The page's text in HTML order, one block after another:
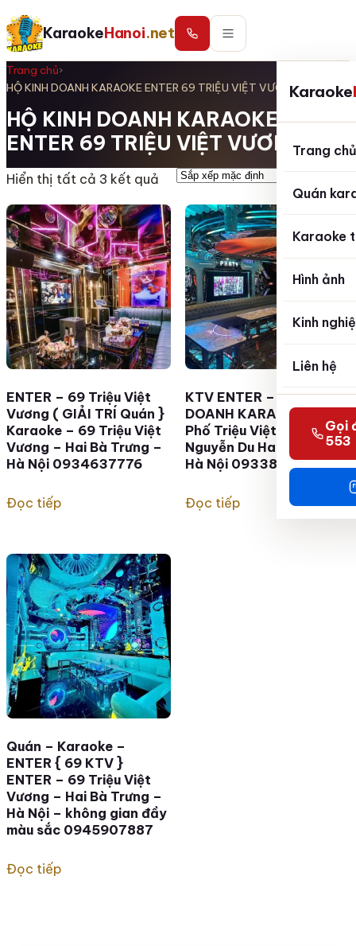
KaraokeHanoi.net
Karaoke
Trang chủ
Quán
Karaoke
Hình ảnh
Kinh
Liên hệ
Gọi
553
Trang chủ›
HỘ KINH DOANH KARAOKE ENTER 69 TRIỆU VIỆT VƯƠNG
HỘ KINH DOANH KARAOKE
ENTER 69 TRIỆU VIỆT VƯƠNG
Hiển thị tất cả 3 kết quả
ENTER – 69 Triệu Việt
Vương ( GIẢI TRÍ Quán }
Karaoke – 69 Triệu Việt
Vương – Hai Bà Trưng –
Hà Nội 0934637776
Đọc tiếp
KTV ENTER – HỘ KINH
DOANH KARAOKE – 69
Phố Triệu Việt vương –
Nguyễn Du Hai Bà Trưng
Hà Nội 0933865553
Đọc tiếp
Quán – Karaoke –
ENTER { 69 KTV }
ENTER – 69 Triệu Việt
Vương – Hai Bà Trưng –
Hà Nội – không gian đầy
màu sắc 0945907887
Đọc tiếp